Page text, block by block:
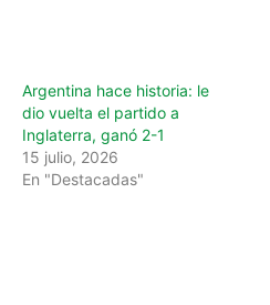
Argentina hace historia: le
dio vuelta el partido a
Inglaterra, ganó 2-1
15 julio, 2026
En "Destacadas"